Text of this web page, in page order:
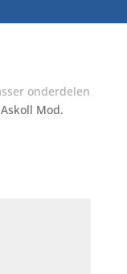
onderdelen
Mod.